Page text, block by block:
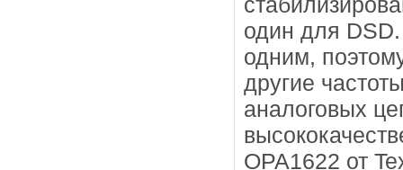
один для
одним,
другие
аналоговых
OPA1622 от